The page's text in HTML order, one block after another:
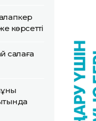
көрсетті
салаға